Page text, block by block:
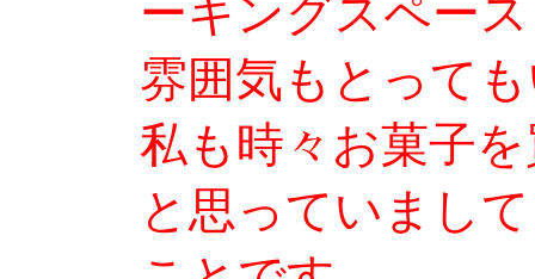
ーキングスペー
雰囲気もとって
私も時々お菓子
と思っていまし